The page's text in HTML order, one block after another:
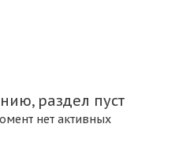
раздел пуст
нет активных